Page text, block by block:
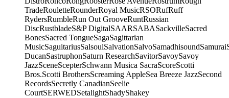
TradeRouletteRounderRoyal MusicRSORufRuff
RydersRumbleRun Out GrooveRuntRussian
DiscRustbladeS&P DigitalSAARSABASackvilleSacred
BonesSacred TongueSagaSagittarian
MusicSaguitariusSalsoulSalvationSalvoSamadhisoundSamurai
DucanSastruphonSaturn ResearchSavitorSavoySavoy
JazzSceneScepterSchwann Musica SacraScoreScotti
Bros.Scotti BrothersScreaming AppleSea Breeze JazzSecond
RecordsSecretly CanadianSeelie
CourtSERWEDSetalightShadyShakey